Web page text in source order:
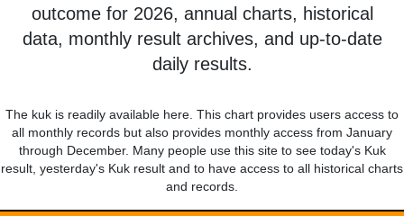
outcome for 2026, annual charts, historical
data, monthly result archives, and up-to-date
daily results.
The kuk is readily available here. This chart provides users access to
all monthly records but also provides monthly access from January
through December. Many people use this site to see today's Kuk
result, yesterday's Kuk result and to have access to all historical charts
and records.